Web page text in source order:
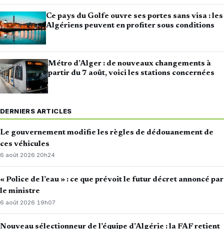
Ce pays du Golfe ouvre ses portes sans visa : les
Algériens peuvent en profiter sous conditions
Métro d’Alger : de nouveaux changements à
partir du 7 août, voici les stations concernées
DERNIERS ARTICLES
Le gouvernement modifie les règles de dédouanement de
ces véhicules
6 août 2026·20h24
« Police de l’eau » : ce que prévoit le futur décret annoncé par
le ministre
6 août 2026· 19h07
Nouveau sélectionneur de l’équipe d’Algérie : la FAF retient